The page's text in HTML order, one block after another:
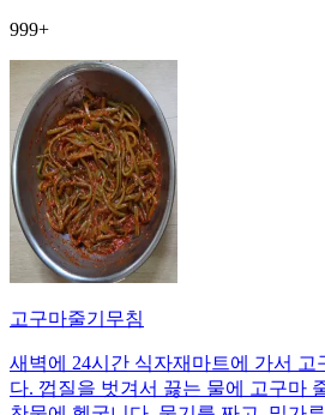
999+
고구마줄기무침
새벽에 24시간 식자재마트에 가서 고
다. 껍질을 벗겨서 끓는 물에 고구마